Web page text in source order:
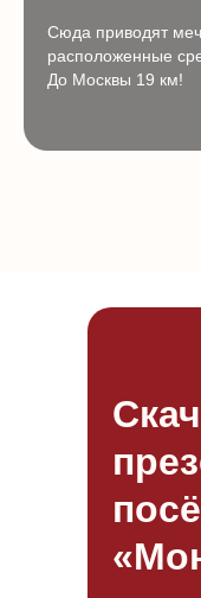
Сюда приводят
расположенные
До Москвы 19 км!